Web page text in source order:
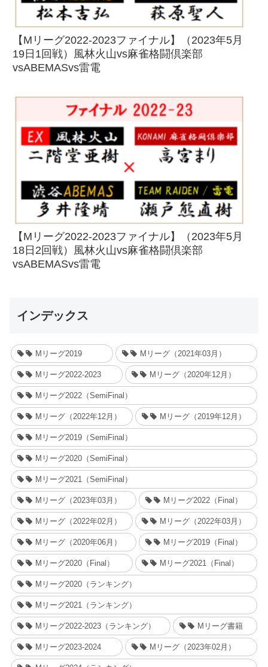
【Mリーグ2022-2023ファイナル】（2023年5月
19日1回戦）風林火山vs麻雀格闘倶楽部
vsABEMASvs雷電
【Mリーグ2022-2023ファイナル】（2023年5月
18日2回戦）風林火山vs麻雀格闘倶楽部
vsABEMASvs雷電
インデックス
Mリーグ2019 Mリーグ（2021年03月）
Mリーグ2022-2023 Mリーグ（2020年12月）
Mリーグ2022（SemiFinal）
Mリーグ（2022年12月） Mリーグ（2019年12月）
Mリーグ2019（SemiFinal）
Mリーグ2020（SemiFinal）
Mリーグ2021（SemiFinal）
Mリーグ（2023年03月） Mリーグ2022（Final）
Mリーグ（2022年02月） Mリーグ（2022年03月）
Mリーグ（2020年06月） Mリーグ2019（Final）
Mリーグ2020（Final） Mリーグ2021（Final）
Mリーグ2020（ランキング）
Mリーグ2021（ランキング）
Mリーグ2022-2023（ランキング） Mリーグ書籍
Mリーグ2023-2024 Mリーグ（2023年02月）